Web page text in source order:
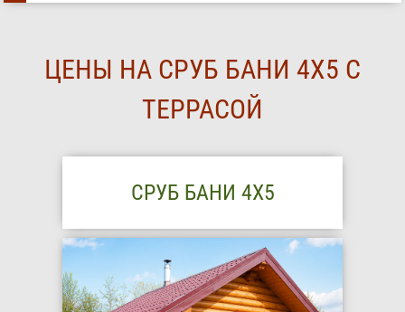
ЦЕНЫ НА СРУБ БАНИ 4Х5 С
ТЕРРАСОЙ
СРУБ БАНИ 4Х5